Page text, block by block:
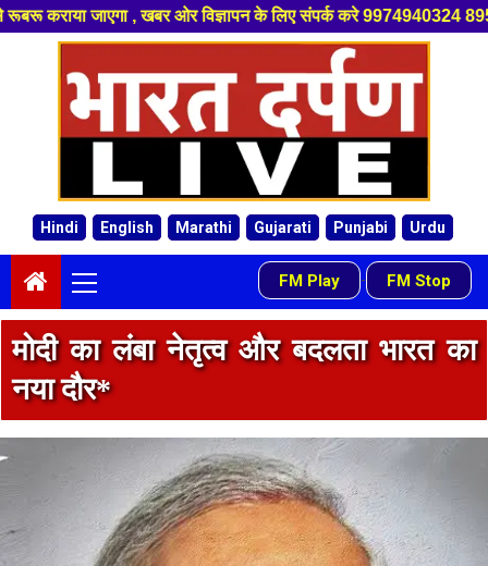
लिए संपर्क करे 9974940324 8955950335 ,हमारे यूट्यूब चैनल को
Hindi English Marathi Gujarati Punjabi Urdu
Menu
FM Play - FM Stop
मोदी का लंबा नेतृत्व और बदलता भारत का
नया दौर*